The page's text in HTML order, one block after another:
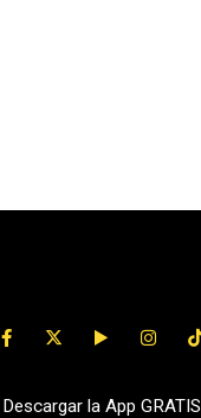
Descargar la App GRATIS